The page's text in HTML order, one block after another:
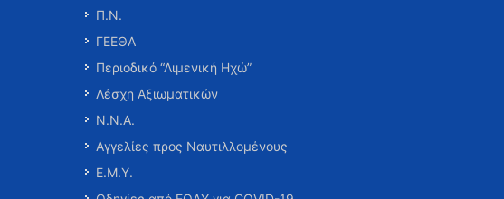
Π.Ν.
ΓΕΕΘΑ
Περιοδικό “Λιμενική Ηχώ”
Λέσχη Αξιωματικών
Ν.Ν.Α.
Αγγελίες προς Ναυτιλλομένους
Ε.Μ.Υ.